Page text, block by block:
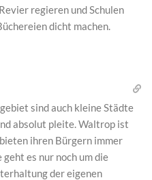
regieren und Schulen
dicht machen.
sind auch kleine Städte
absolut pleite. Waltrop ist
ihren Bürgern immer
es nur noch um die
der eigenen